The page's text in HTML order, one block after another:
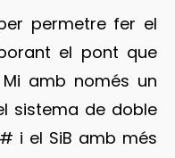
permetre fer el
el pont que
amb només un
sistema de doble
i el SiB amb més